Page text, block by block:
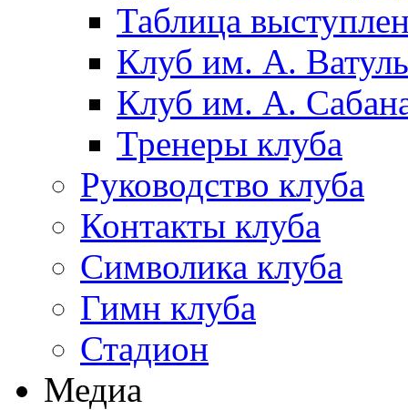
Таблица
Клуб им. А.
Клуб им. А.
Тренеры клуба
Руководство клуба
Контакты клуба
Символика клуба
Гимн клуба
Стадион
Медиа